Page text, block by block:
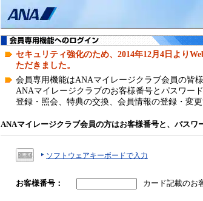
部
サ
イ
ト
場
ア
ク
セキュリティ強化のため、2014年12月4日より
ただきました。
会員専用機能はANAマイレージクラブ会員の皆
ANAマイレージクラブのお客様番号とパスワー
登録・照会、特典の交換、会員情報の登録・変更
ANAマイレージクラブ会員の方はお客様番号と、パスワ
ソフトウェアキーボードで入力
お客様番号 ： カード記載のお